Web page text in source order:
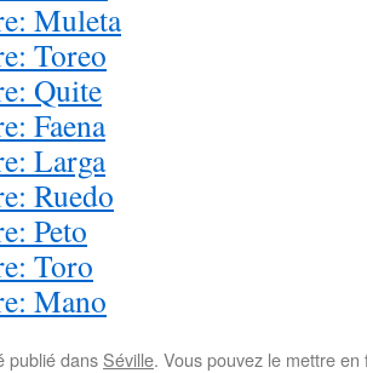
Muleta
Toreo
Quite
Faena
Larga
Ruedo
Peto
Toro
Mano
publié dans Séville. Vous pouvez le mettre